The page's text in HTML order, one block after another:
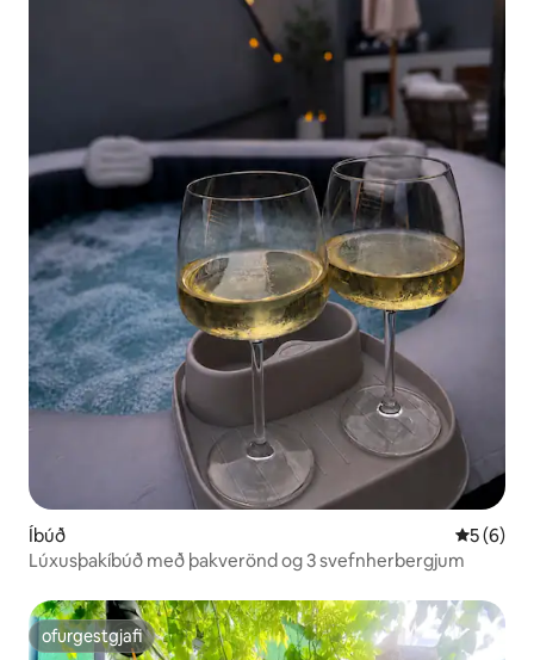
Íbúð 5 af 5 í
5 (6)
Lúxusþakíbúð með þakverönd og 3 svefnherbergjum
ofurgestgjafi
ofurgestgjafi